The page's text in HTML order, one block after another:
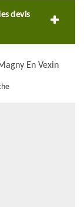
devis
En Vexin